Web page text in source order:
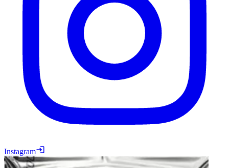
Instagram